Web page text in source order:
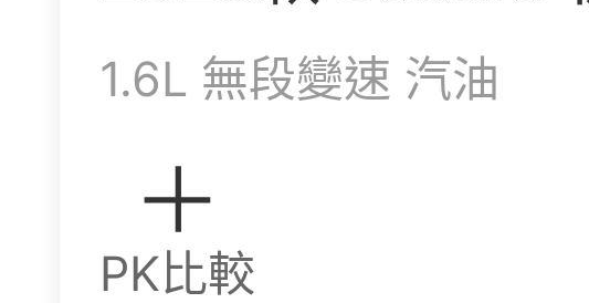
1.6L 無段變速 汽油
PK比較